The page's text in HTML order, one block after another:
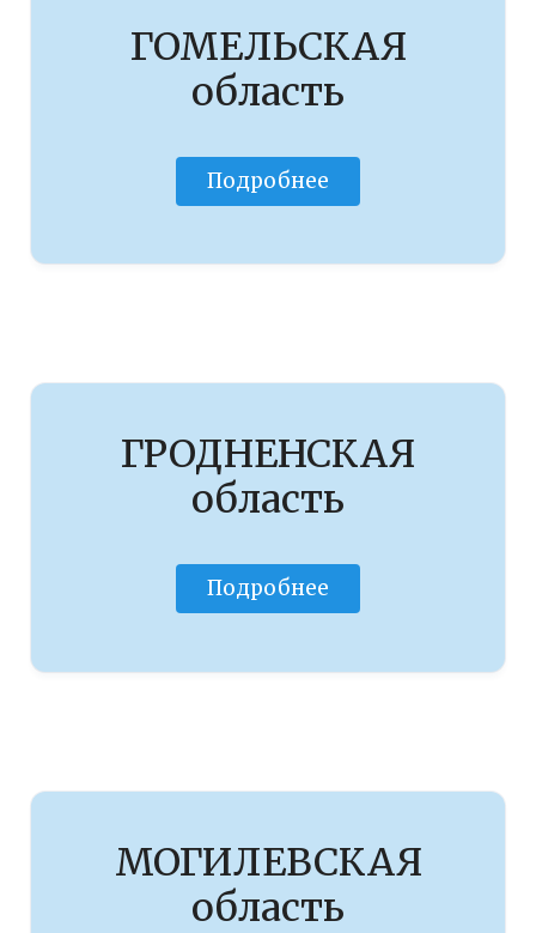
ГОМЕЛЬСКАЯ
область
Подробнее
ГРОДНЕНСКАЯ
область
Подробнее
МОГИЛЕВСКАЯ
область